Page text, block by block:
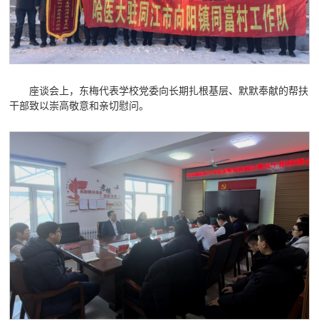
座谈会上，东梅代表学校党委向长期扎根基层、默默奉献的帮扶
干部致以崇高敬意和亲切慰问。